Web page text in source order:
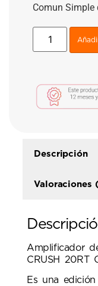
Comun Simple
Descripción
Valoraciones
Amplificador
CRUSH 20RT
Es una